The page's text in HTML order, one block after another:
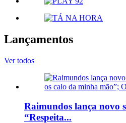
Lançamentos
Ver todos
Raimundos lança novo
“Respeita...